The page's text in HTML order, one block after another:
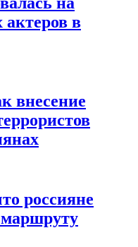
в
внесение
россияне
маршруту